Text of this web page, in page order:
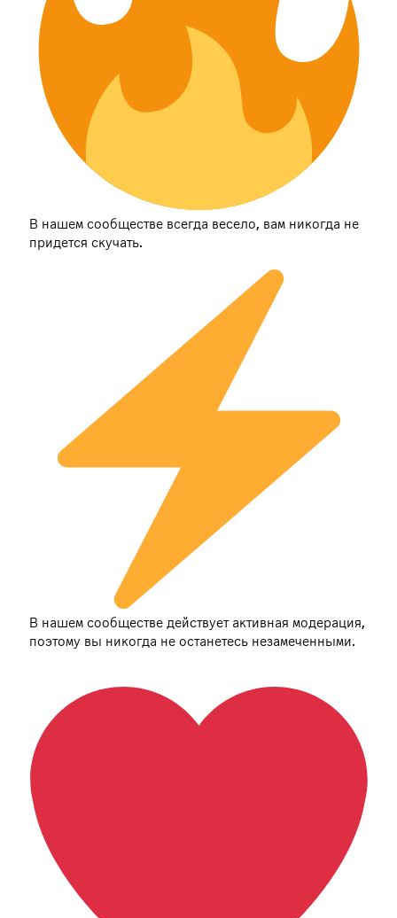
В нашем сообществе всегда весело, вам никогда не
придется скучать.
В нашем сообществе действует активная модерация,
поэтому вы никогда не останетесь незамеченными.